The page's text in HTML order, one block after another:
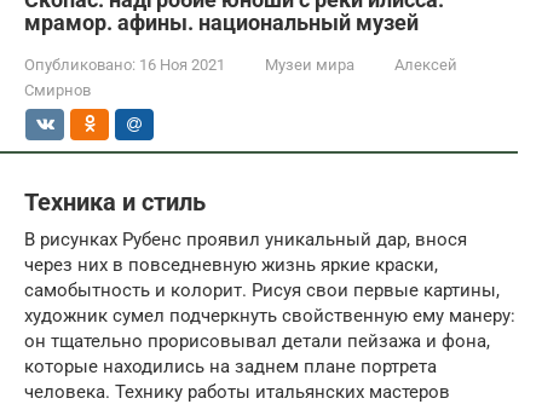
мрамор. афины. национальный музей
Опубликовано: 16 Ноя 2021 Музеи мира
Алексей
Смирнов
Техника и стиль
В рисунках Рубенс проявил уникальный дар, внося
через них в повседневную жизнь яркие краски,
самобытность и колорит. Рисуя свои первые картины,
художник сумел подчеркнуть свойственную ему манеру:
он тщательно прорисовывал детали пейзажа и фона,
которые находились на заднем плане портрета
человека. Технику работы итальянских мастеров